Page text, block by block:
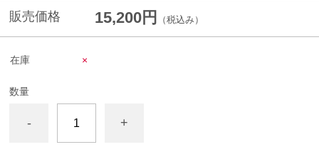
販売価格 15,200円 （税込み）
在庫 ×
数量
- +